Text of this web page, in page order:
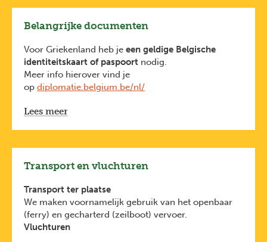
Belangrijke documenten
Voor Griekenland heb je een geldige Belgische
identiteitskaart of paspoort nodig.
Meer info hierover vind je
op diplomatie.belgium.be/nl/
Belgische reizigers. Heb je een andere nationaliteit,
Wees je ervan bewust dat je identiteitsdocument
(identiteitskaart of paspoort) onbeschadigd moet
zijn. Bij beschadiging kan je geweigerd worden aan
de check-in op de luchthaven.
Lees meer
Transport en vluchturen
Transport ter plaatse
We maken voornamelijk gebruik van het openbaar
(ferry) en gecharterd (zeilboot) vervoer.
Vluchturen